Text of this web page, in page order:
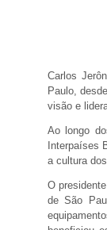
Carlos
Paulo,
visão e
Ao longo
Interpaíses
a cultura
O
de São